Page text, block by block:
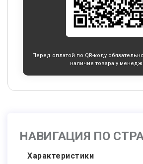
Перед оплатой по QR-коду
наличие товара у
НАВИГАЦИЯ ПО
Характеристики